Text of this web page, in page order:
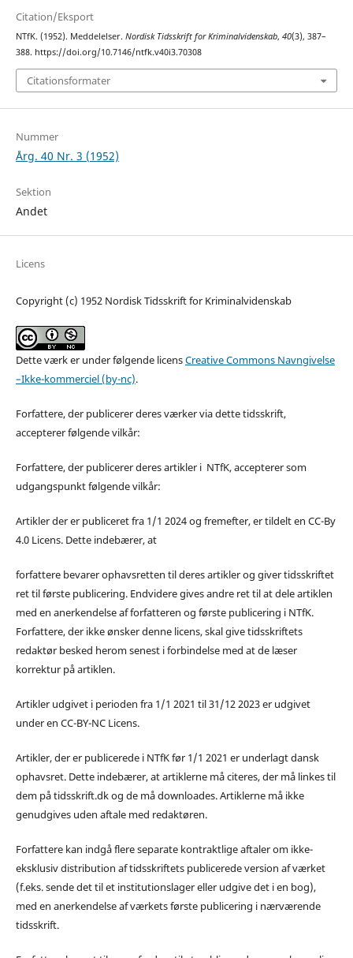
Citation/Eksport
NTfK. (1952). Meddelelser. Nordisk Tidsskrift for Kriminalvidenskab, 40(3), 387–
388. https://doi.org/10.7146/ntfk.v40i3.70308
Citationsformater
Nummer
Årg. 40 Nr. 3 (1952)
Sektion
Andet
Licens
Copyright (c) 1952 Nordisk Tidsskrift for Kriminalvidenskab
Dette værk er under følgende licensCreative Commons Navngivelse
–Ikke-kommerciel (by-nc).
Forfattere, der publicerer deres værker via dette tidsskrift,
accepterer følgende vilkår:
Forfattere, der publicerer deres artikler i NTfK, accepterer som
udgangspunkt følgende vilkår:
Artikler der er publiceret fra 1/1 2024 og fremefter, er tildelt en CC-By
4.0 Licens. Dette indebærer, at
forfattere bevarer ophavsretten til deres artikler og giver tidsskriftet
ret til første publicering. Endvidere gives andre ret til at dele artiklen
med en anerkendelse af forfatteren og første publicering i NTfK.
Forfattere, der ikke ønsker denne licens, skal give tidsskriftets
redaktør besked herom senest i forbindelse med at de læser
korrektur på artiklen.
Artikler udgivet i perioden fra 1/1 2021 til 31/12 2023 er udgivet
under en CC-BY-NC Licens.
Artikler, der er publicerede i NTfK før 1/1 2021 er underlagt dansk
ophavsret. Dette indebærer, at artiklerne må citeres, der må linkes til
dem på tidsskrift.dk og de må downloades. Artiklerne må ikke
genudgives uden aftale med redaktøren.
Forfattere kan indgå flere separate kontraktlige aftaler om ikke-
eksklusiv distribution af tidsskriftets publicerede version af værket
(f.eks. sende det til et institutionslager eller udgive det i en bog),
med en anerkendelse af værkets første publicering i nærværende
tidsskrift.